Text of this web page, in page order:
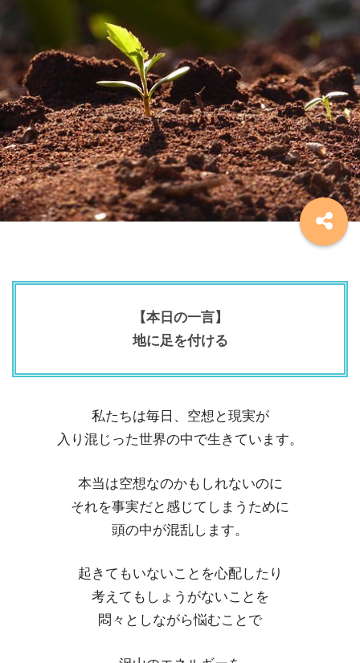
【本日の一言】
地に足を付ける
私たちは毎日、空想と現実が
入り混じった世界の中で生きています。
本当は空想なのかもしれないのに
それを事実だと感じてしまうために
頭の中が混乱します。
起きてもいないことを心配したり
考えてもしょうがないことを
悶々としながら悩むことで